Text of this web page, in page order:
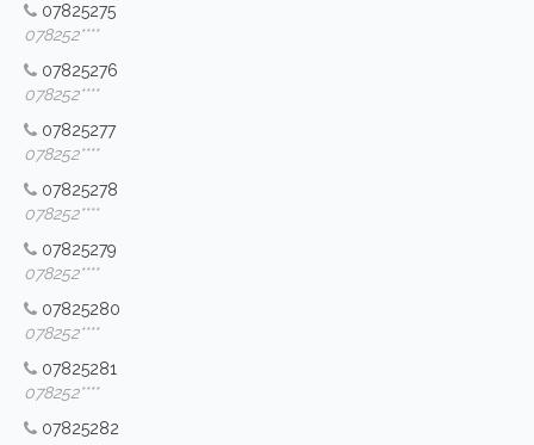
07825275
078252****
07825276
078252****
07825277
078252****
07825278
078252****
07825279
078252****
07825280
078252****
07825281
078252****
07825282